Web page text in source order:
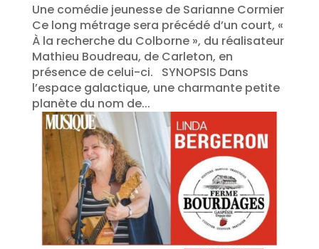
Une comédie jeunesse de Sarianne Cormier​
Ce long métrage sera précédé d’un court, «
À la recherche du Colborne », du réalisateur
Mathieu Boudreau, de Carleton, en
présence de celui-ci. SYNOPSIS Dans
l’espace galactique, une charmante petite
planète du nom de...